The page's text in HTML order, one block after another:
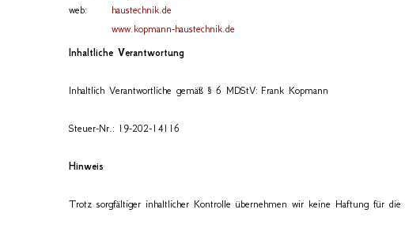
web:
haustechnik.de
www.kopmann-haustechnik.de
Inhaltliche Verantwortung
Inhaltlich Verantwortliche gemäß § 6 MDStV: Frank Kopmann
Steuer-Nr.: 19-202-14116
Hinweis
Trotz sorgfältiger inhaltlicher Kontrolle übernehmen wir keine Haftung für